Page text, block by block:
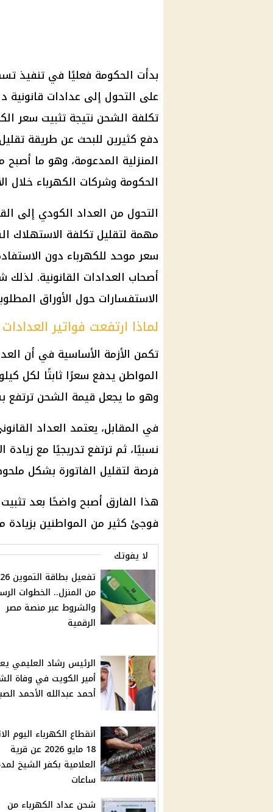
بدأت الحكومة فعليًا في تنفيذ
على التحول إلى عدادات قانونية
دفع كثيرين للبحث عن طريقة
المنزلية المدعومة، وهو ما أصبح
الحكومة وشركات الكهرباء خلال
التحول من العداد الكودي إلى
مهمة لتقليل تكلفة الاستهلاك
سعر موحد للكهرباء دون
أصحاب العدادات القانونية.
الاستفسارات حول الأوراق
لماذا ارتفعت فواتير
تكمن الأزمة الأساسية في أن
المواطن يدفع سعرًا ثابتًا لكل
وهو ما يجعل قيمة الشحن ترتفع
في المقابل، يعتمد العداد
نسبيًا، ثم ترتفع تدريجيًا مع
فرصة لتقليل الفاتورة بشكل
هذا الفارق أصبح واضحًا بعد
فوجئ كثير من المواطنين بزيادة
لا يفوتك
تفعيل
من المنزل.. الخطوات
والشروط عبر منصة مصر
الرقمية
الرئيس رشاد العليمي
أمير الكويت في وفاة
أحمد عبدالله الأحمد
انقطاع الكهرباء اليوم
18 مايو 2026 عن قرية
ساعات
شحن عداد الكهرباء من